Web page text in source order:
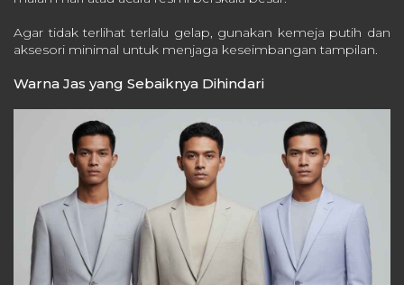
Agar tidak terlihat terlalu gelap, gunakan kemeja putih dan
aksesori minimal untuk menjaga keseimbangan tampilan.
Warna Jas yang Sebaiknya Dihindari